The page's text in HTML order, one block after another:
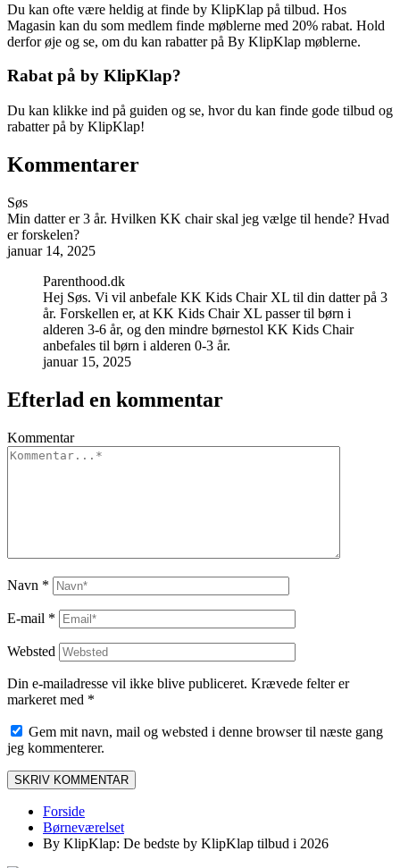
Du kan ofte være heldig at finde by KlipKlap på tilbud. Hos
Magasin kan du som medlem finde møblerne med 20% rabat. Hold
derfor øje og se, om du kan rabatter på By KlipKlap møblerne.
Rabat på by KlipKlap?
Du kan klikke ind på guiden og se, hvor du kan finde gode tilbud og
rabatter på by KlipKlap!
Kommentarer
Søs
Min datter er 3 år. Hvilken KK chair skal jeg vælge til hende? Hvad
er forskelen?
januar 14, 2025
Parenthood.dk
Hej Søs. Vi vil anbefale KK Kids Chair XL til din datter på 3
år. Forskellen er, at KK Kids Chair XL passer til børn i
alderen 3-6 år, og den mindre børnestol KK Kids Chair
anbefales til børn i alderen 0-3 år.
januar 15, 2025
Efterlad en kommentar
Kommentar
Navn *
E-mail *
Websted
Din e-mailadresse vil ikke blive publiceret. Krævede felter er
markeret med *
Gem mit navn, mail og websted i denne browser til næste gang
jeg kommenterer.
Forside
Børneværelset
By KlipKlap: De bedste by KlipKlap tilbud i 2026